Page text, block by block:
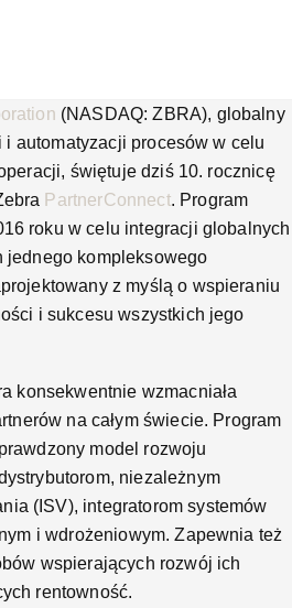
(NASDAQ: ZBRA), globalny
i automatyzacji procesów w celu
świętuje dziś 10. rocznicę
PartnerConnect. Program
roku w celu integracji globalnych
jednego kompleksowego
z myślą o wspieraniu
i sukcesu wszystkich jego
konsekwentnie wzmacniała
na całym świecie. Program
model rozwoju
niezależnym
(ISV), integratorom systemów
i wdrożeniowym. Zapewnia też
wspierających rozwój ich
rentowność.